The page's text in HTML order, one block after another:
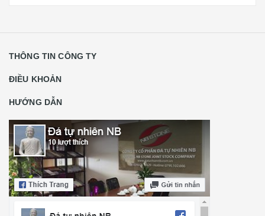
THÔNG TIN CÔNG TY
ĐIỀU KHOẢN
HƯỚNG DẪN